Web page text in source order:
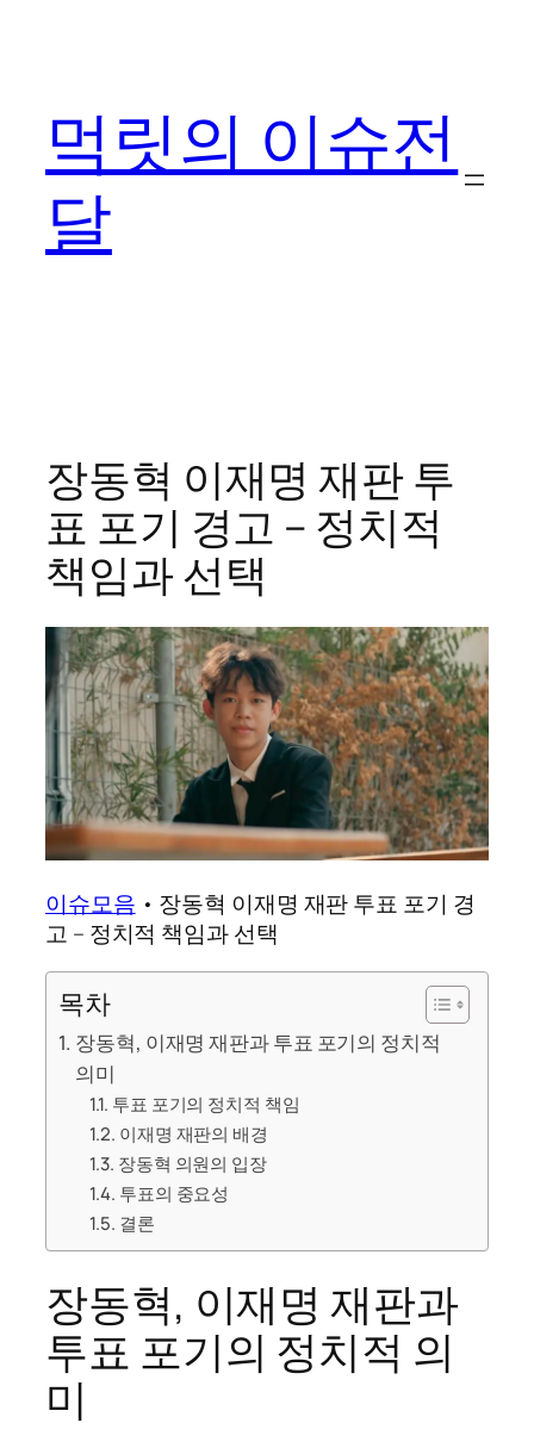
먹릿의 이슈전
달
장동혁 이재명 재판 투
표 포기 경고 – 정치적
책임과 선택
이슈모음 • 장동혁 이재명 재판 투표 포기 경
고 – 정치적 책임과 선택
목차
장동혁, 이재명 재판과 투표 포기의 정치적
의미
투표 포기의 정치적 책임
이재명 재판의 배경
장동혁 의원의 입장
투표의 중요성
결론
장동혁, 이재명 재판과
투표 포기의 정치적 의
미